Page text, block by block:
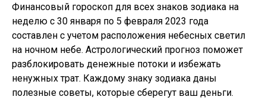
Финансовый гороскоп для всех знаков зодиака на
неделю с 30 января по 5 февраля 2023 года
составлен с учетом расположения небесных светил
на ночном небе. Астрологический прогноз поможет
разблокировать денежные потоки и избежать
ненужных трат. Каждому знаку зодиака даны
полезные советы, которые сберегут ваш деньги.